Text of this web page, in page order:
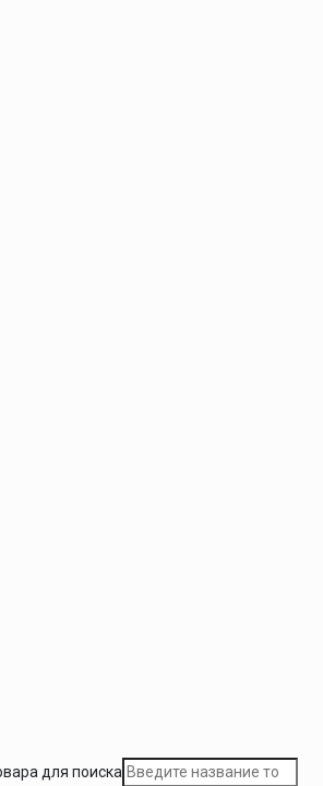
для поиска